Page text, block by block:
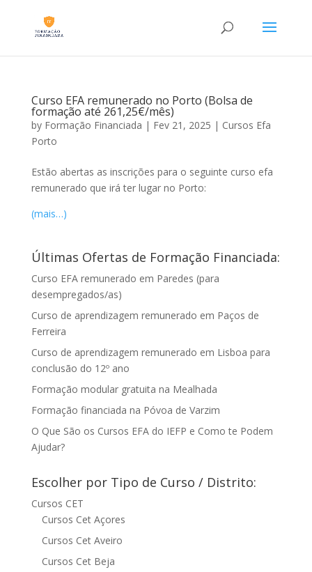
Curso EFA remunerado no Porto (Bolsa de
formação até 261,25€/mês)
by Formação Financiada | Fev 21, 2025 | Cursos Efa
Porto
Estão abertas as inscrições para o seguinte curso efa
remunerado que irá ter lugar no Porto:
(mais…)
Últimas Ofertas de Formação Financiada:
Curso EFA remunerado em Paredes (para
desempregados/as)
Curso de aprendizagem remunerado em Paços de
Ferreira
Curso de aprendizagem remunerado em Lisboa para
conclusão do 12º ano
Formação modular gratuita na Mealhada
Formação financiada na Póvoa de Varzim
O Que São os Cursos EFA do IEFP e Como te Podem
Ajudar?
Escolher por Tipo de Curso / Distrito:
Cursos CET
Cursos Cet Açores
Cursos Cet Aveiro
Cursos Cet Beja